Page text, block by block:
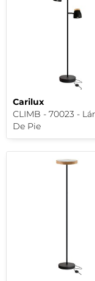
Carilux
CLIMB - 70023 -
De Pie